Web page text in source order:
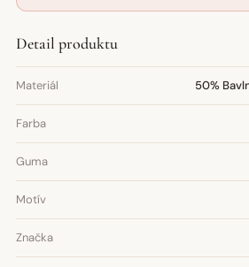
Detail produktu
Materiál 50%
Farba
Guma
Motív
Značka